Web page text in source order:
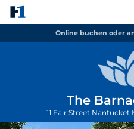
Online buchen oder
The
11 Fair Street Nantucket